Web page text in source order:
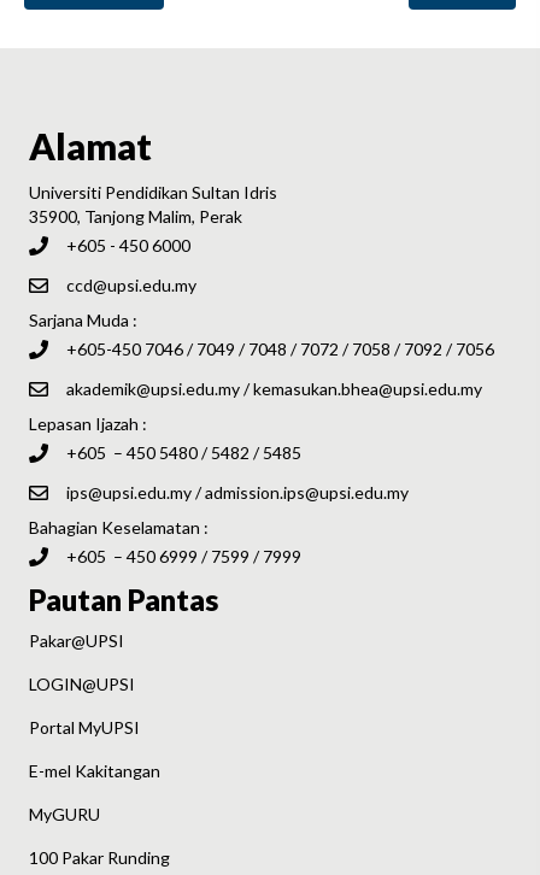
Alamat
Universiti Pendidikan Sultan Idris
35900, Tanjong Malim, Perak
+605 - 450 6000
ccd@upsi.edu.my
Sarjana Muda :
+605-450 7046 / 7049 / 7048 / 7072 / 7058 / 7092 / 7056
akademik@upsi.edu.my/kemasukan.bhea@upsi.edu.my
Lepasan Ijazah :
+605 – 450 5480 / 5482 / 5485
ips@upsi.edu.my/admission.ips@upsi.edu.my
Bahagian Keselamatan :
+605 – 450 6999 / 7599 / 7999
Pautan Pantas
Pakar@UPSI
LOGIN@UPSI
Portal MyUPSI
E-mel Kakitangan
MyGURU
100 Pakar Runding